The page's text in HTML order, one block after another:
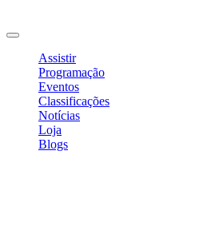
Assistir
Programação
Eventos
Classificações
Notícias
Loja
Blogs